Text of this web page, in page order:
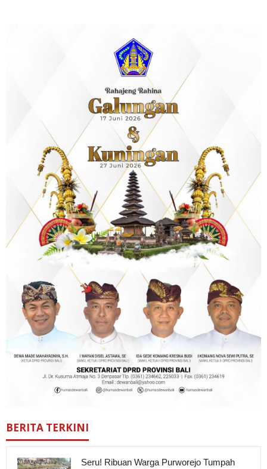
BERITA TERKINI
Seru! Ribuan Warga Purworejo Tumpah